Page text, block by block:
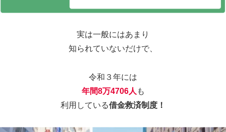
年間8万4706人も
利用している 借金救済制度！